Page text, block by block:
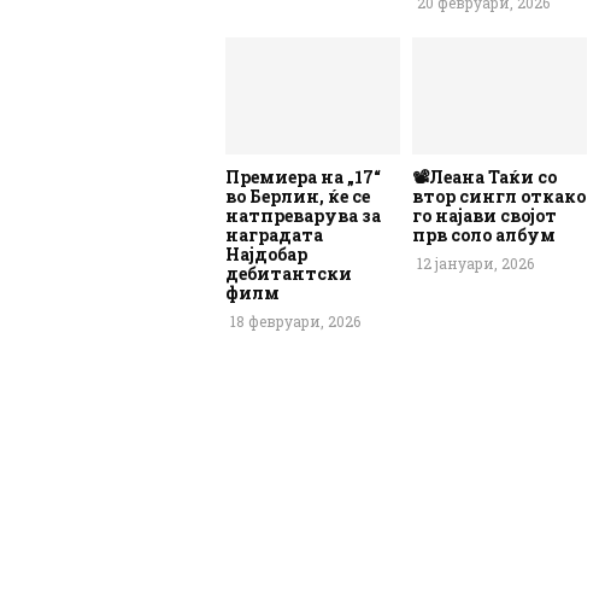
Премиера на „17“
во Берлин, ќе се
натпреварува за
наградата
Најдобар
дебитантски
филм
18 февруари, 2026
📽️Леана Таќи со
втор сингл откако
го најави својот
прв соло албум
12 јануари, 2026